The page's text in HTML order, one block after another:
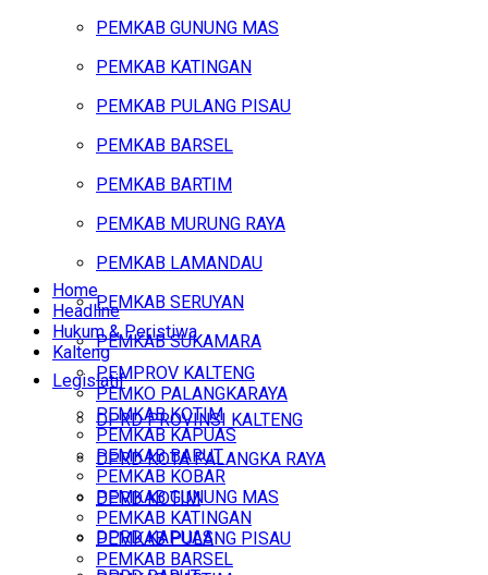
PEMKAB GUNUNG MAS
PEMKAB KATINGAN
PEMKAB PULANG PISAU
PEMKAB BARSEL
PEMKAB BARTIM
PEMKAB MURUNG RAYA
PEMKAB LAMANDAU
PEMKAB SERUYAN
PEMKAB SUKAMARA
Legislatif
DPRD PROVINSI KALTENG
DPRD KOTA PALANGKA RAYA
DPRD KOTIM
DPRD KAPUAS
Home
Headline
Hukum & Peristiwa
Kalteng
PEMPROV KALTENG
PEMKO PALANGKARAYA
PEMKAB KOTIM
PEMKAB KAPUAS
PEMKAB BARUT
PEMKAB KOBAR
PEMKAB GUNUNG MAS
PEMKAB KATINGAN
PEMKAB PULANG PISAU
PEMKAB BARSEL